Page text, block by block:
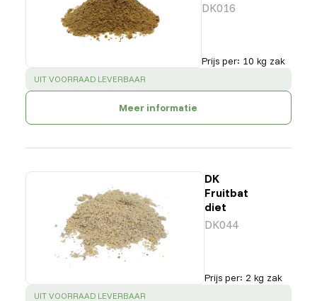
DK016
Prijs per: 10 kg zak
SUCCESS:
UIT VOORRAAD LEVERBAAR
Meer informatie
DK
Fruitbat
diet
DK044
Prijs per: 2 kg zak
SUCCESS:
UIT VOORRAAD LEVERBAAR